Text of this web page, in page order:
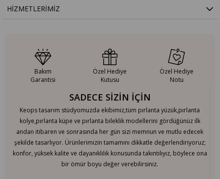
HIZMETLERIMIZ
SADECE SİZİN İÇİN
Keops tasarım stüdyomuzda ekibimiz,tüm pırlanta yüzük,pırlanta
kolye,pırlanta küpe ve pırlanta bileklik modellerini gördüğünüz ilk
andan itibaren ve sonrasında her gün sizi memnun ve mutlu edecek
şekilde tasarlıyor. Ürünlerimizin tamamını dikkatle değerlendiriyoruz;
konfor, yüksek kalite ve dayanıklılık konusunda takıntılıyız, böylece ona
bir ömür boyu değer verebilirsiniz.
Bakım
Garantisi
Özel Hediye
Kutusu
Özel Hediye
Notu